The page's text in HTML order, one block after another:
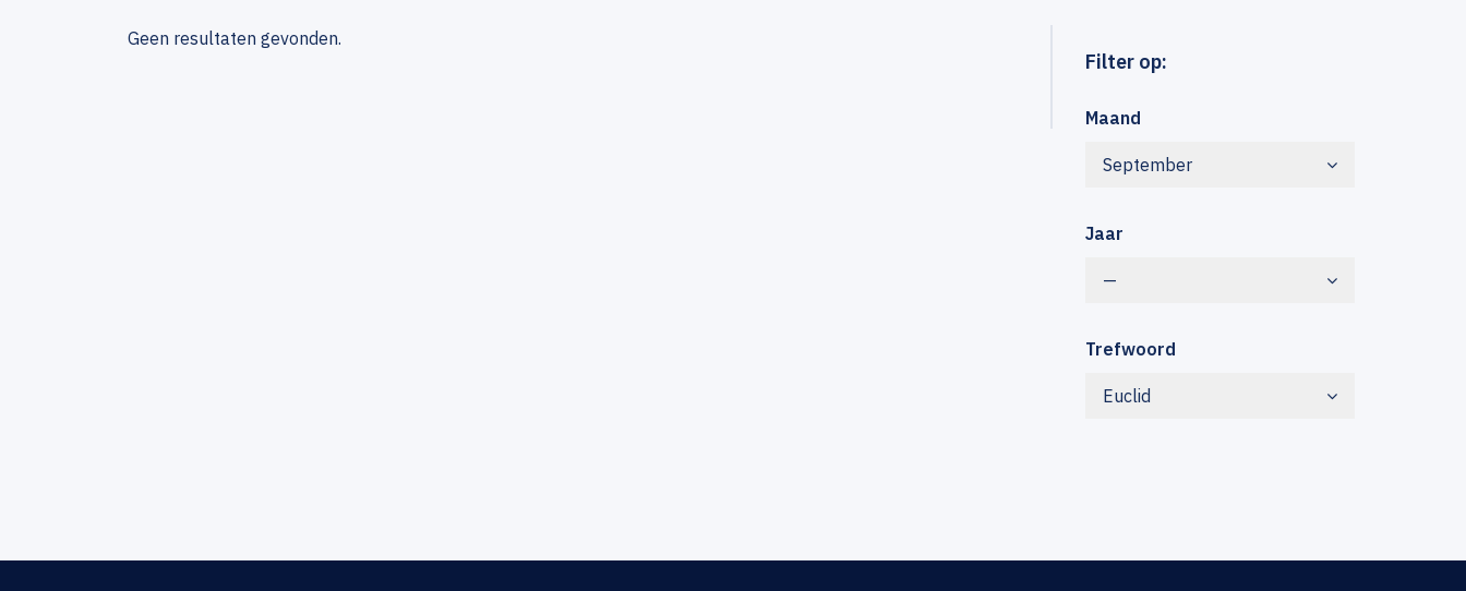
Filter op:
Maand
September
Jaar
—
Trefwoord
Euclid
Geen resultaten gevonden.